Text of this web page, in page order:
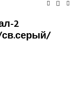
2
св.серый/